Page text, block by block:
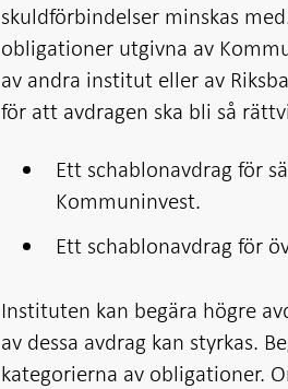
skuldförbindelser minskas
obligationer utgivna av
av andra institut eller av
för att avdragen ska bli så
Ett schablonavdrag för
Kommuninvest.
Ett schablonavdrag för
Instituten kan begära högre
av dessa avdrag kan styrkas.
kategorierna av obligationer.